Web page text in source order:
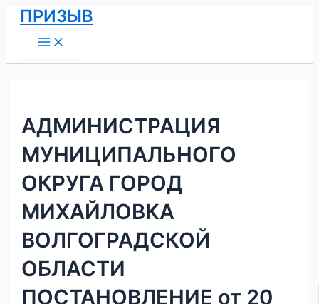
Перейти
содержимому
ПРИЗЫВ
Menu
АДМИНИСТРАЦИЯ
МУНИЦИПАЛЬНОГО
ОКРУГА ГОРОД
МИХАЙЛОВКА
ВОЛГОГРАДСКОЙ
ОБЛАСТИ
ПОСТАНОВЛЕНИЕ от 20
Навигация
по
записям